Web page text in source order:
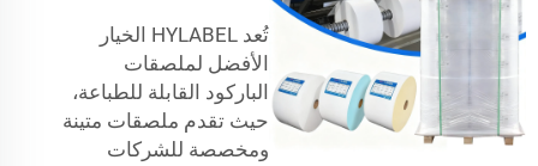
تُعد HYLABEL الخيار
الأفضل لملصقات
الباركود القابلة للطباعة،
حيث تقدم ملصقات متينة
ومخصصة للشركات